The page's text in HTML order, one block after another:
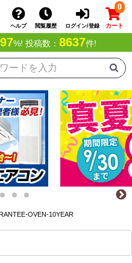
ヘルプ 閲覧履歴 ログイン/登録
0
カート
97%! 投稿数： 8637件!
OVEN-10YEAR